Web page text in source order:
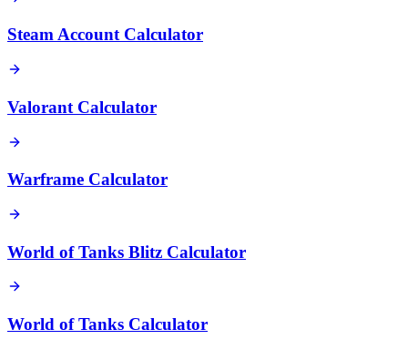
Steam Account Calculator
Valorant Calculator
Warframe Calculator
World of Tanks Blitz Calculator
World of Tanks Calculator